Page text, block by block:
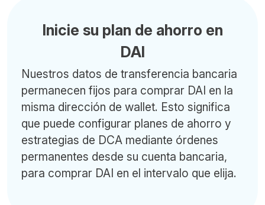
Inicie su plan de ahorro en
DAI
Nuestros datos de transferencia bancaria
permanecen fijos para comprar DAI en la
misma dirección de wallet. Esto significa
que puede configurar planes de ahorro y
estrategias de DCA mediante órdenes
permanentes desde su cuenta bancaria,
para comprar DAI en el intervalo que elija.